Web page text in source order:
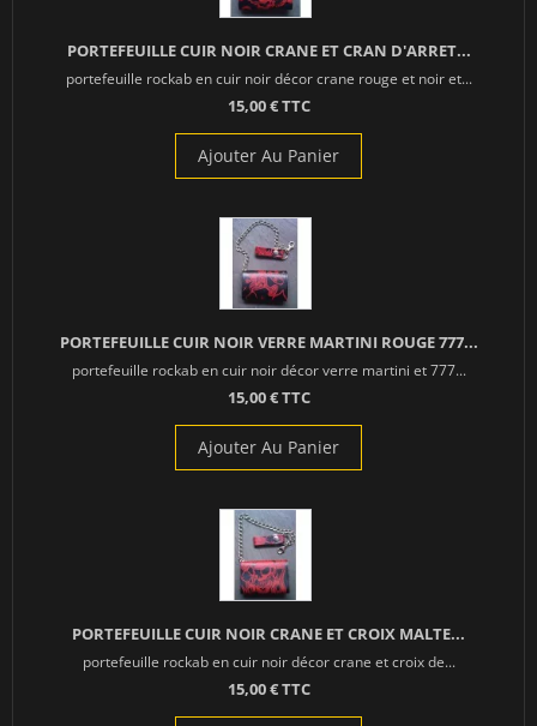
PORTEFEUILLE CUIR NOIR CRANE ET CRAN D'ARRET...
portefeuille rockab en cuir noir décor crane rouge et noir et...
15,00 € TTC
Ajouter Au Panier
PORTEFEUILLE CUIR NOIR VERRE MARTINI ROUGE 777...
portefeuille rockab en cuir noir décor verre martini et 777...
15,00 € TTC
Ajouter Au Panier
PORTEFEUILLE CUIR NOIR CRANE ET CROIX MALTE...
portefeuille rockab en cuir noir décor crane et croix de...
15,00 € TTC